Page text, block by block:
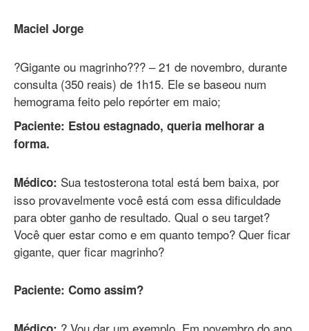
Maciel Jorge
?Gigante ou magrinho??? – 21 de novembro, durante
consulta (350 reais) de 1h15. Ele se baseou num
hemograma feito pelo repórter em maio;
Paciente: Estou estagnado, queria melhorar a
forma.
Médico: Sua testosterona total está bem baixa, por
isso provavelmente você está com essa dificuldade
para obter ganho de resultado. Qual o seu target?
Você quer estar como e em quanto tempo? Quer ficar
gigante, quer ficar magrinho?
Paciente: Como assim?